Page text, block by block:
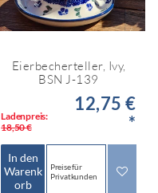
Eierbecherteller, Ivy,
BSN J-139
Ladenpreis:
18,50 €
12,75 €
*
In den
Warenk
orb
Preise für
Privatkunden